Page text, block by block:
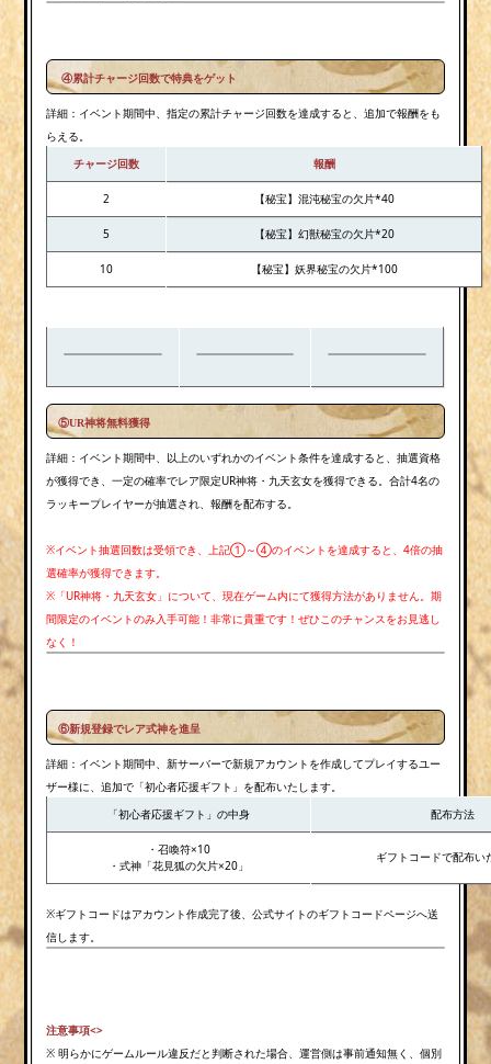
④累計チャージ回数で特典をゲット
詳細：イベント期間中、指定の累計チャージ回数を達成すると、追加で報酬をも
らえる。
チャージ回数
報酬
2 【秘宝】混沌秘宝の欠片*40
5 【秘宝】幻獣秘宝の欠片*20
10 【秘宝】妖界秘宝の欠片*100
⑤UR神将無料獲得
詳細：イベント期間中、以上のいずれかのイベント条件を達成すると、抽選資格
が獲得でき、一定の確率でレア限定UR神将・九天玄女を獲得できる。合計4名の
ラッキープレイヤーが抽選され、報酬を配布する。
※イベント抽選回数は受領でき、上記①～④のイベントを達成すると、4倍の抽
選確率が獲得できます。
※「UR神将・九天玄女」について、現在ゲーム内にて獲得方法がありません。期
間限定のイベントのみ入手可能！非常に貴重です！ぜひこのチャンスをお見逃し
なく！
⑥新規登録でレア式神を進呈
詳細：イベント期間中、新サーバーで新規アカウントを作成してプレイするユー
ザー様に、追加で「初心者応援ギフト」を配布いたします。
「初心者応援ギフト」の中身
配布方法
・召喚符×10
・式神「花見狐の欠片×20」
ギフトコードで配布い
※ギフトコードはアカウント作成完了後、公式サイトのギフトコードページへ送
信します。
注意事項<>
※ 明らかにゲームルール違反だと判断された場合、運営側は事前通知無く、個別